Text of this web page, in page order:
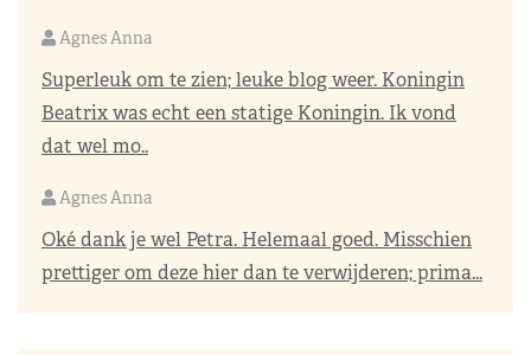
Agnes Anna
Superleuk om te zien; leuke blog weer. Koningin
Beatrix was echt een statige Koningin. Ik vond
dat wel mo..
Agnes Anna
Oké dank je wel Petra. Helemaal goed. Misschien
prettiger om deze hier dan te verwijderen; prima...